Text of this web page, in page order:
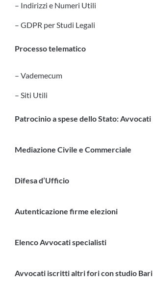
– Indirizzi e Numeri Utili
– GDPR per Studi Legali
Processo telematico
– Vademecum
– Siti Utili
Patrocinio a spese dello Stato: Avvocati
Mediazione Civile e Commerciale
Difesa d’Ufficio
Autenticazione firme elezioni
Elenco Avvocati specialisti
Avvocati iscritti altri fori con studio Bari